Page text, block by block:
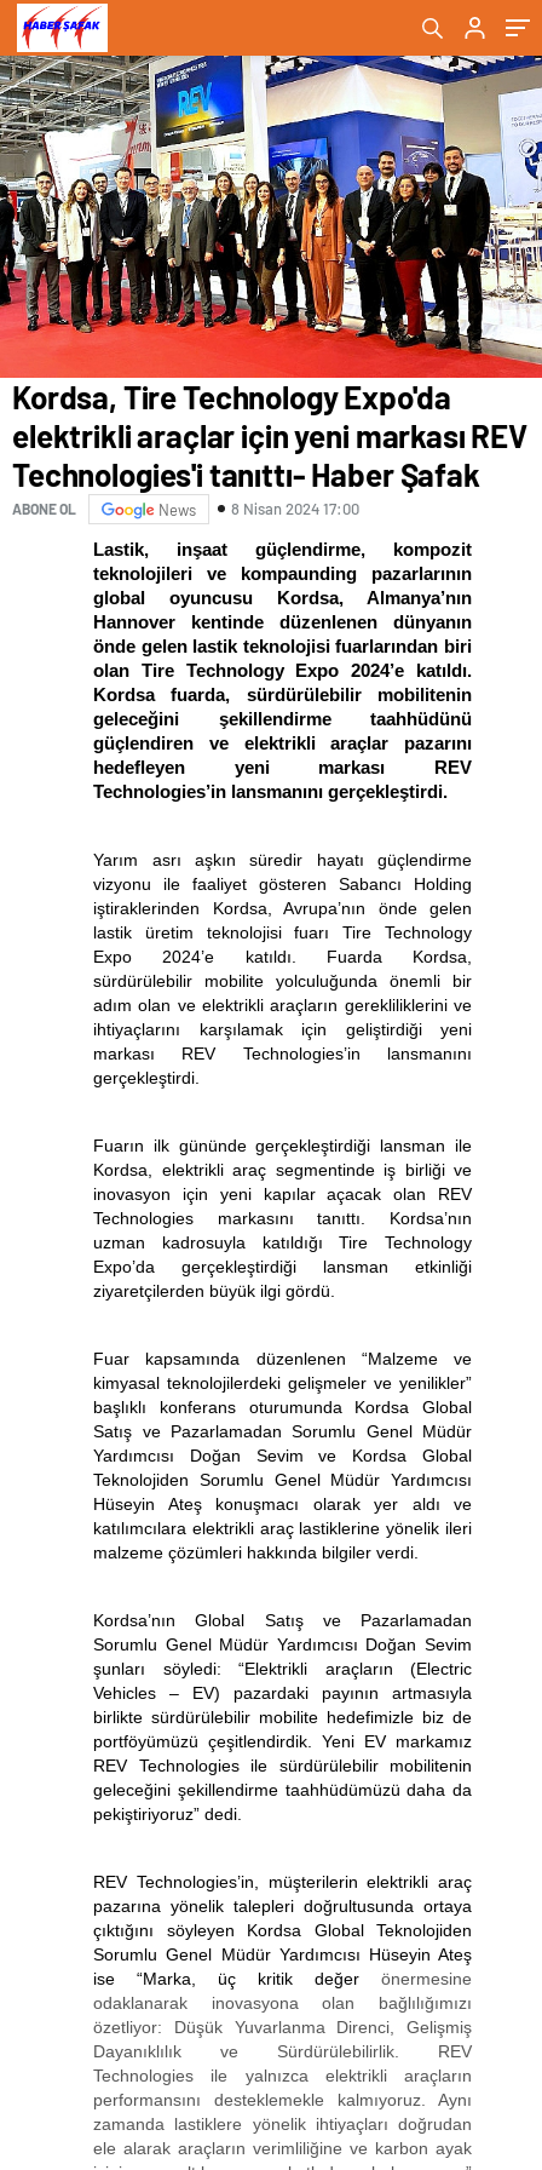
tanıttı- Haber Şafak
Kordsa, Tire Technology Expo'da
elektrikli araçlar için yeni markası REV
Technologies'i tanıttı- Haber Şafak
ABONE OL News 8 Nisan 2024 17:00
Lastik, inşaat güçlendirme, kompozit
teknolojileri ve kompaunding pazarlarının
global oyuncusu Kordsa, Almanya’nın
Hannover kentinde düzenlenen dünyanın
önde gelen lastik teknolojisi fuarlarından biri
olan Tire Technology Expo 2024’e katıldı.
Kordsa fuarda, sürdürülebilir mobilitenin
geleceğini şekillendirme taahhüdünü
güçlendiren ve elektrikli araçlar pazarını
hedefleyen yeni markası REV
Technologies’in lansmanını gerçekleştirdi.
Yarım asrı aşkın süredir hayatı güçlendirme
vizyonu ile faaliyet gösteren Sabancı Holding
iştiraklerinden Kordsa, Avrupa’nın önde gelen
lastik üretim teknolojisi fuarı Tire Technology
Expo 2024’e katıldı. Fuarda Kordsa,
sürdürülebilir mobilite yolculuğunda önemli bir
adım olan ve elektrikli araçların gerekliliklerini ve
ihtiyaçlarını karşılamak için geliştirdiği yeni
markası REV Technologies’in lansmanını
gerçekleştirdi.
Fuarın ilk gününde gerçekleştirdiği lansman ile
Kordsa, elektrikli araç segmentinde iş birliği ve
inovasyon için yeni kapılar açacak olan REV
Technologies markasını tanıttı. Kordsa’nın
uzman kadrosuyla katıldığı Tire Technology
Expo’da gerçekleştirdiği lansman etkinliği
ziyaretçilerden büyük ilgi gördü.
Fuar kapsamında düzenlenen “Malzeme ve
kimyasal teknolojilerdeki gelişmeler ve yenilikler”
başlıklı konferans oturumunda Kordsa Global
Satış ve Pazarlamadan Sorumlu Genel Müdür
Yardımcısı Doğan Sevim ve Kordsa Global
Teknolojiden Sorumlu Genel Müdür Yardımcısı
Hüseyin Ateş konuşmacı olarak yer aldı ve
katılımcılara elektrikli araç lastiklerine yönelik ileri
malzeme çözümleri hakkında bilgiler verdi.
Kordsa’nın Global Satış ve Pazarlamadan
Sorumlu Genel Müdür Yardımcısı Doğan Sevim
şunları söyledi: “Elektrikli araçların (Electric
Vehicles – EV) pazardaki payının artmasıyla
birlikte sürdürülebilir mobilite hedefimizle biz de
portföyümüzü çeşitlendirdik. Yeni EV markamız
REV Technologies ile sürdürülebilir mobilitenin
geleceğini şekillendirme taahhüdümüzü daha da
pekiştiriyoruz” dedi.
REV Technologies’in, müşterilerin elektrikli araç
pazarına yönelik talepleri doğrultusunda ortaya
çıktığını söyleyen Kordsa Global Teknolojiden
Sorumlu Genel Müdür Yardımcısı Hüseyin Ateş
ise “Marka, üç kritik değer önermesine
odaklanarak inovasyona olan bağlılığımızı
özetliyor: Düşük Yuvarlanma Direnci, Gelişmiş
Dayanıklılık ve Sürdürülebilirlik. REV
Technologies ile yalnızca elektrikli araçların
performansını desteklemekle kalmıyoruz. Aynı
zamanda lastiklere yönelik ihtiyaçları doğrudan
ele alarak araçların verimliliğine ve karbon ayak
Şafak